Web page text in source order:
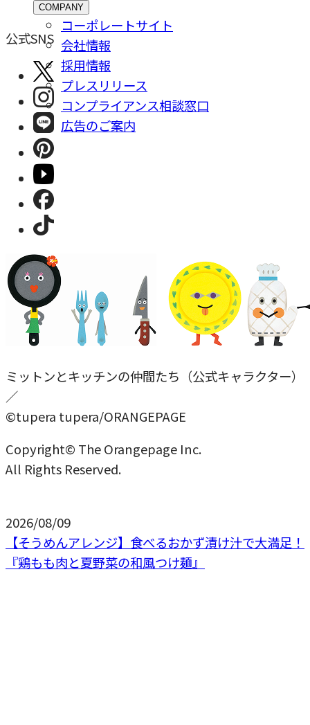
COMPANY
コーポレートサイト
会社情報
採⽤情報
プレスリリース
コンプライアンス相談窓⼝
広告のご案内
公式SNS
ミットンとキッチンの仲間たち（公式キャラクター）
／
©tupera tupera/ORANGEPAGE
Copyright© The Orangepage Inc.
All Rights Reserved.
2026/08/09
【そうめんアレンジ】食べるおかず漬け汁で大満足！
『鶏もも肉と夏野菜の和風つけ麺』